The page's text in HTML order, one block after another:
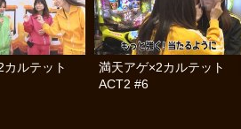
カルテット
満天アゲ×2カルテット
ACT2 #6